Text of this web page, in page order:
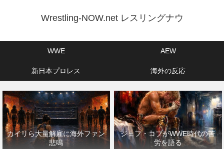
Wrestling-NOW.net レスリングナウ
WWE AEW
新日本プロレス 海外の反応
カイリら大量解雇に海外ファン
悲鳴
ジェフ・コブがWWE時代の苦
労を語る